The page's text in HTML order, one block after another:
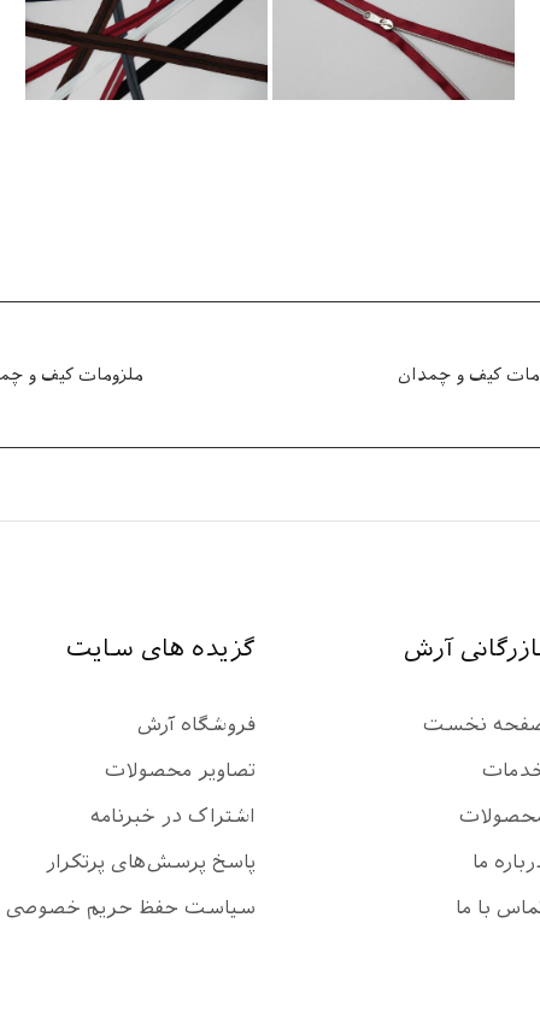
کیف و چمدان ملزومات کیف و
آرش
نخست
ما
با ما
گزیده های سایت
فروشگاه آرش
تصاویر محصولات
اشتراک در خبرنامه
پاسخ پرسش‌های پرتکرار
سیاست حفظ حریم خصوصی